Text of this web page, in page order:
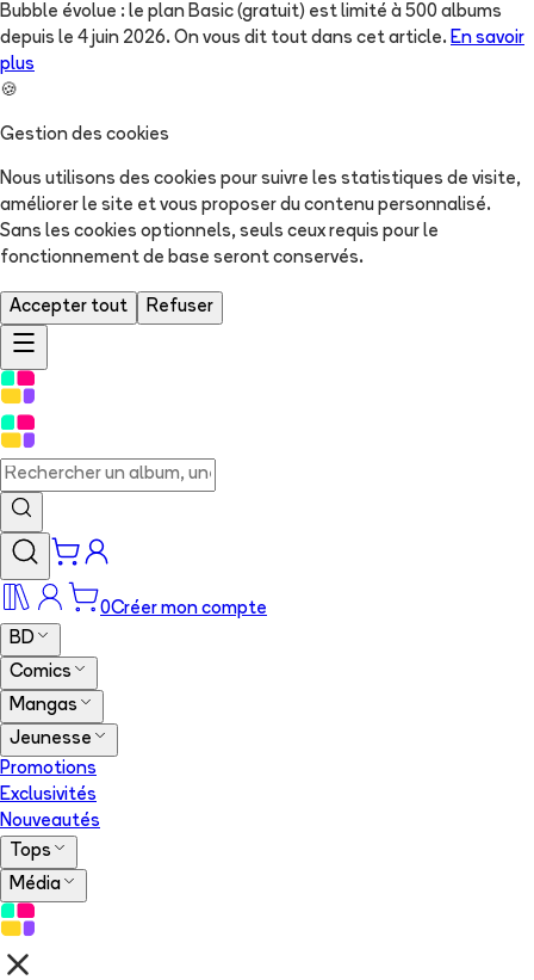
Bubble évolue : le plan Basic (gratuit) est limité à 500 albums
depuis le 4 juin 2026. On vous dit tout dans cet article. En savoir
plus
🍪
Gestion des cookies
Nous utilisons des cookies pour suivre les statistiques de visite,
améliorer le site et vous proposer du contenu personnalisé.
Sans les cookies optionnels, seuls ceux requis pour le
fonctionnement de base seront conservés.
Accepter tout Refuser
0Créer mon compte
BD
Comics
Mangas
Jeunesse
Promotions
Exclusivités
Nouveautés
Tops
Média